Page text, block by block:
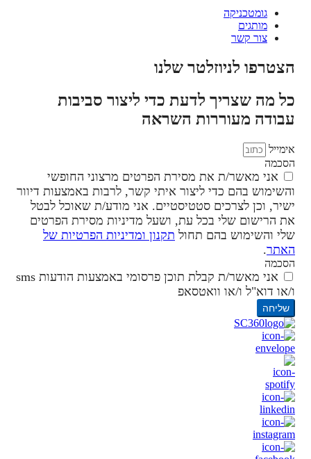
גומטכניקה
מותגים
צור קשר
הצטרפו לניוזלטר שלנו
כל מה שצריך לדעת כדי ליצור סביבות
עבודה מעוררות השראה
אימייל
הסכמה
אני מאשר/ת את מסירת הפרטים מרצוני החופשי
והשימוש בהם כדי ליצור איתי קשר, לרבות באמצעות דיוור
ישיר, וכן לצרכים סטטיסטיים. אני מודע/ת שאוכל לבטל
את הרישום שלי בכל עת, ושעל מדיניות מסירת הפרטים
שלי והשימוש בהם תחול תקנון ומדיניות הפרטיות של
האתר.
הסכמה
אני מאשר/ת קבלת תוכן פרסומי באמצעות הודעות sms
ו/או דוא"ל ו/או וואטסאפ
שליחה